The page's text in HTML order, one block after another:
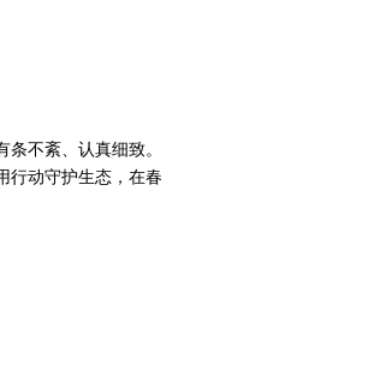
不紊、认真细致。
行动守护生态，在春